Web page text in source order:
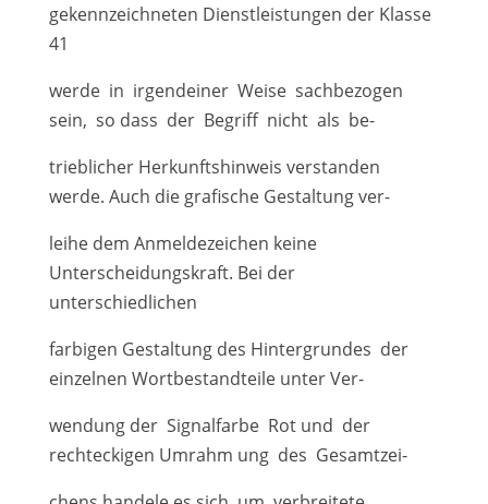
gekennzeichneten Dienstleistungen der Klasse
41
werde in irgendeiner Weise sachbezogen
sein, so dass der Begriff nicht als be-
trieblicher Herkunftshinweis verstanden
werde. Auch die grafische Gestaltung ver-
leihe dem Anmeldezeichen keine
Unterscheidungskraft. Bei der
unterschiedlichen
farbigen Gestaltung des Hintergrundes der
einzelnen Wortbestandteile unter Ver-
wendung der Signalfarbe Rot und der
rechteckigen Umrahm ung des Gesamtzei-